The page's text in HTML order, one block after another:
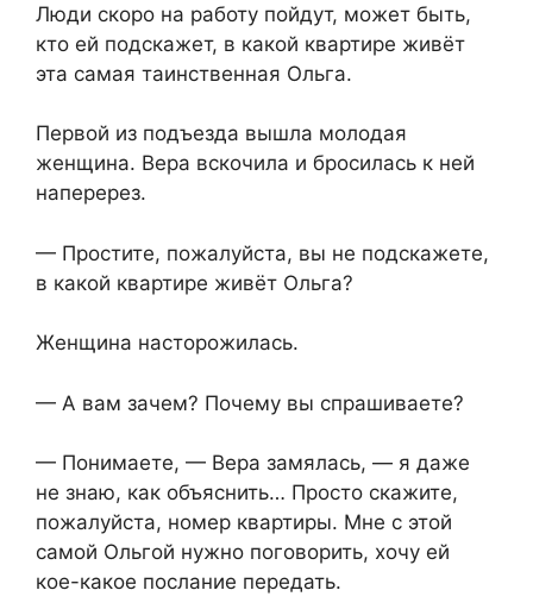
Люди скоро на работу пойдут, может быть,
кто ей подскажет, в какой квартире живёт
эта самая таинственная Ольга.
Первой из подъезда вышла молодая
женщина. Вера вскочила и бросилась к ней
наперерез.
— Простите, пожалуйста, вы не подскажете,
в какой квартире живёт Ольга?
Женщина насторожилась.
— А вам зачем? Почему вы спрашиваете?
— Понимаете, — Вера замялась, — я даже
не знаю, как объяснить… Просто скажите,
пожалуйста, номер квартиры. Мне с этой
самой Ольгой нужно поговорить, хочу ей
кое-какое послание передать.